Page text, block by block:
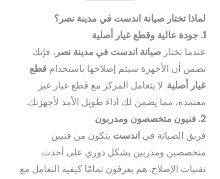
لماذا تختار صيانة اندست في مدينة نصر؟
1. جودة عالية وقطع غيار أصلية
عندما تختارصيانة اندست في مدينة نصر ، فإنك
تضمن أن الأجهزة سيتم إصلاحها باستخدامقطع
غيار أصلية. لا يتعامل المركز مع قطع غيار غير
معتمدة، مما يضمن لك أداءً طويل الأمد لأجهزتك.
2. فنيون متخصصون ومدربون
فريق الصيانة فياندست يتكون من فنيين
متخصصين ومدربين بشكل دوري على أحدث
تقنيات الإصلاح. هم يعرفون تمامًا كيفية التعامل مع